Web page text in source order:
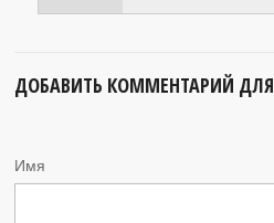
ДОБАВИТЬ КОММЕНТАРИЙ ДЛЯ
Имя